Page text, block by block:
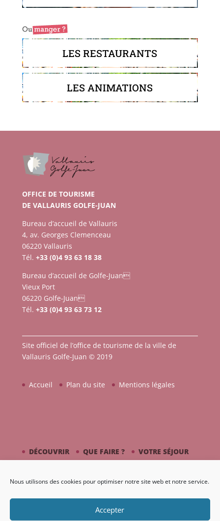
Nous utilisons des cookies pour optimiser notre site web et notre service.
Accepter
LES RESTAURANTS
LES ANIMATIONS
OFFICE DE TOURISME
DE VALLAURIS GOLFE-JUAN
Bureau d’accueil de Vallauris
4, av. Georges Clemenceau
06220 Vallauris
Tél. +33 (0)4 93 63 18 38
Bureau d’accueil de Golfe-Juan
Vieux Port
06220 Golfe-Juan
Tél. +33 (0)4 93 63 73 12
Site officiel de l’office de tourisme de la ville de
Vallauris Golfe-Juan © 2019
Accueil Plan du site Mentions légales
DÉCOUVRIR QUE FAIRE ?
VOTRE SÉJOUR
AGENDA GALERIE